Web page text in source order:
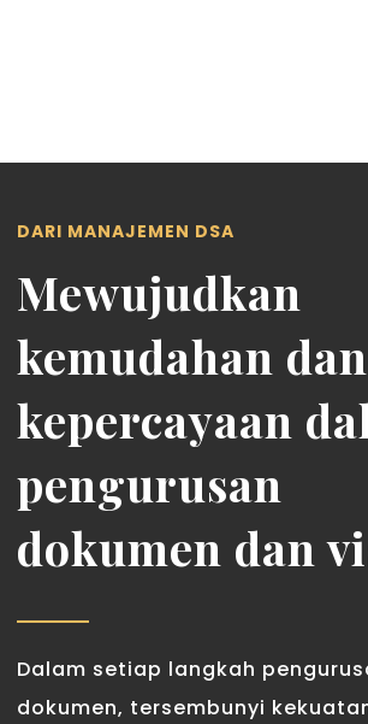
DARI MANAJEMEN DSA
Mewujudkan
kemudahan dan
kepercayaan
pengurusan
dokumen dan
Dalam setiap langkah
dokumen, tersembunyi